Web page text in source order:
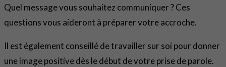
Quel message vous souhaitez communiquer ? Ces
questions vous aideront à préparer votre accroche.
Il est également conseillé de travailler sur soi pour donner
une image positive dès le début de votre prise de parole.